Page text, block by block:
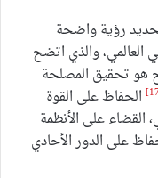
رؤية واضحة
العالمي، والذي اتضح
هو تحقيق المصلحة
الحفاظ على القوة
القضاء على الأنظمة
على الدور الأحادي